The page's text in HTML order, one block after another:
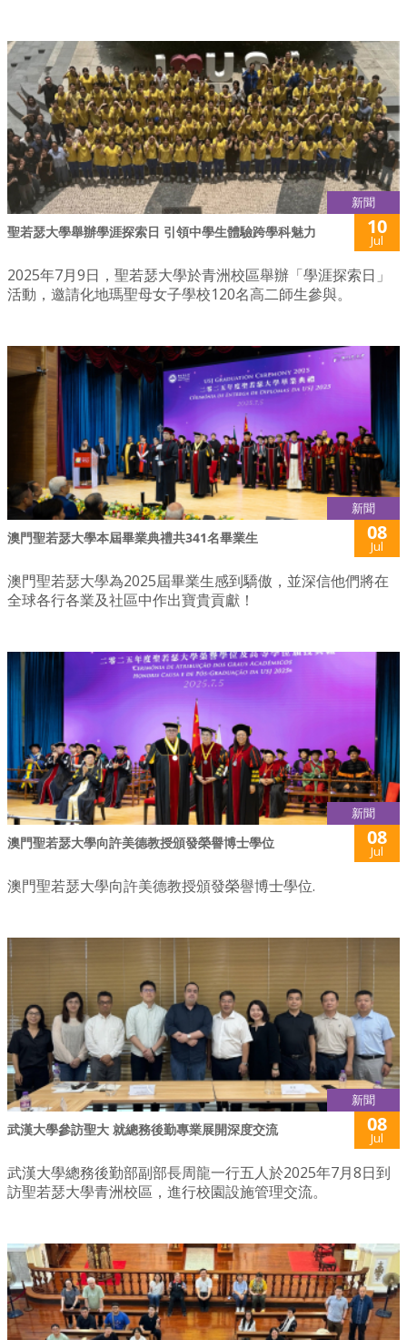
新聞
聖若瑟大學舉辦學涯探索日 引領中學生體驗跨學科魅力 10
Jul
2025年7月9日，聖若瑟大學於青洲校區舉辦「學涯探索日」
活動，邀請化地瑪聖母女子學校120名高二師生參與。
新聞
澳門聖若瑟大學本屆畢業典禮共341名畢業生 08
Jul
澳門聖若瑟大學為2025屆畢業生感到驕傲，並深信他們將在
全球各行各業及社區中作出寶貴貢獻！
新聞
澳門聖若瑟大學向許美德教授頒發榮譽博士學位 08
Jul
澳門聖若瑟大學向許美德教授頒發榮譽博士學位.
新聞
武漢大學參訪聖大 就總務後勤專業展開深度交流 08
Jul
武漢大學總務後勤部副部長周龍一行五人於2025年7月8日到
訪聖若瑟大學青洲校區，進行校園設施管理交流。